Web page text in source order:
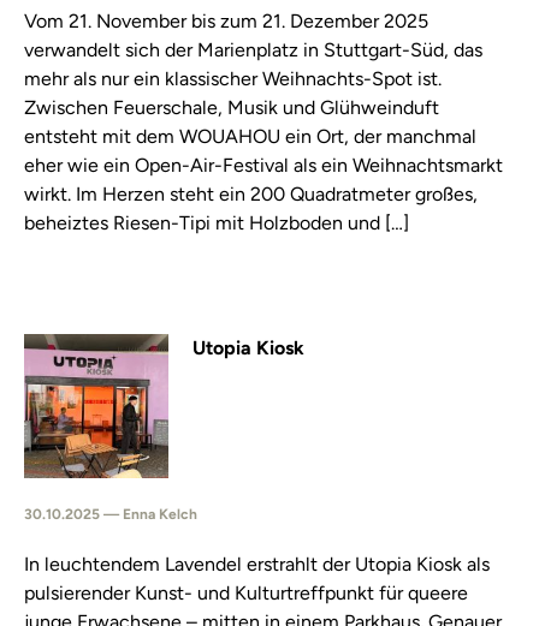
Vom 21. November bis zum 21. Dezember 2025
verwandelt sich der Marienplatz in Stuttgart-Süd, das
mehr als nur ein klassischer Weihnachts-Spot ist.
Zwischen Feuerschale, Musik und Glühweinduft
entsteht mit dem WOUAHOU ein Ort, der manchmal
eher wie ein Open-Air-Festival als ein Weihnachtsmarkt
wirkt. Im Herzen steht ein 200 Quadratmeter großes,
beheiztes Riesen-Tipi mit Holzboden und […]
Utopia Kiosk
30.10.2025 — Enna Kelch
In leuchtendem Lavendel erstrahlt der Utopia Kiosk als
pulsierender Kunst- und Kulturtreffpunkt für queere